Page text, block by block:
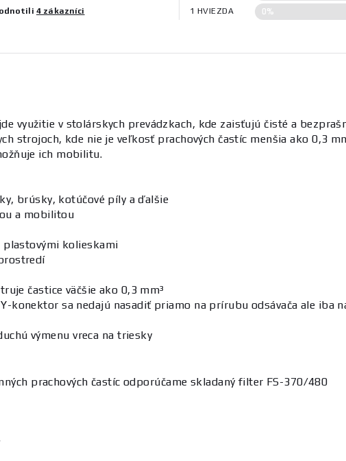
4 zákazníci 1 HVIEZDA 0%
využitie v stolárskych prevádzkach, kde zaisťujú čisté a
strojoch, kde nie je veľkosť prachových častíc menšia ako 0,3
ich mobilitu.
brúsky, kotúčové píly a ďalšie
a mobilitou
plastovými kolieskami
častice väčšie ako 0,3 mm³
konektor sa nedajú nasadiť priamo na prírubu odsávača ale iba
výmenu vreca na triesky
prachových častíc odporúčame skladaný filter FS-370/480